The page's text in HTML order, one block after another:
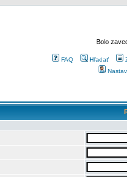
Bolo
FAQ Hľadať